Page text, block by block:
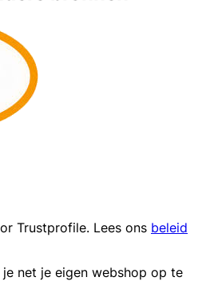
Trustprofile. Lees ons beleid
net je eigen webshop op te